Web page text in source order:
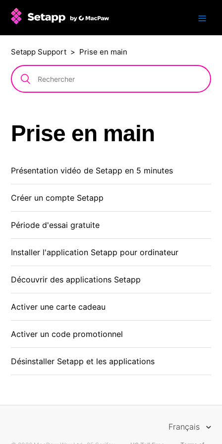
Setapp Support Prise en main
Prise en main
Présentation vidéo de Setapp en 5 minutes
Créer un compte Setapp
Période d'essai gratuite
Installer l'application Setapp pour ordinateur
Découvrir des applications Setapp
Activer une carte cadeau
Activer un code promotionnel
Désinstaller Setapp et les applications
Français